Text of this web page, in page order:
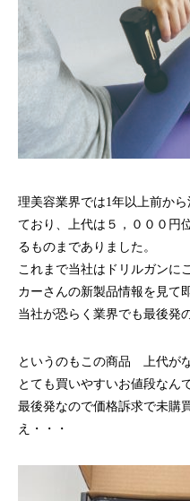
理美容業界では1年以上前か
ており、上代は５，０００円
るものまでありました。
これまで当社はドリルガンに
カーさんの新製品情報を見て
当社が恐らく業界でも最後発
というのもこの商品 上代が
とても買いやすいお値段なん
最後発なので価格訴求で未購
え・・・